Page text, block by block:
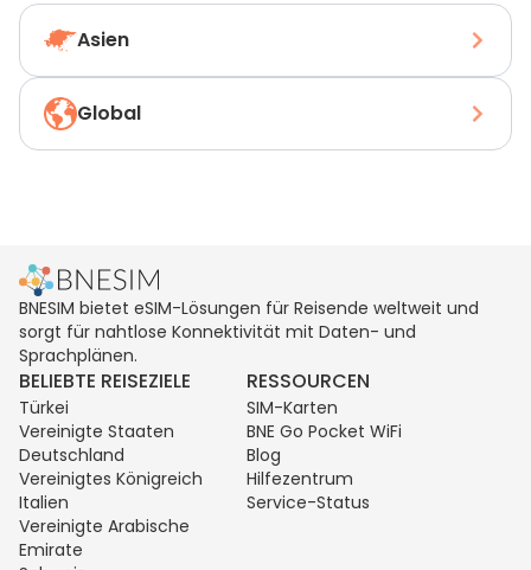
Asien
Global
BNESIM bietet eSIM-Lösungen für Reisende weltweit und
sorgt für nahtlose Konnektivität mit Daten- und
Sprachplänen.
BELIEBTE REISEZIELE
Türkei
Vereinigte Staaten
Deutschland
Vereinigtes Königreich
Italien
Vereinigte Arabische
Emirate
RESSOURCEN
SIM-Karten
BNE Go Pocket WiFi
Blog
Hilfezentrum
Service-Status